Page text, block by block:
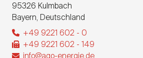
95326 Kulmbach
Bayern, Deutschland
+49 9221 602 - 0
+49 9221 602 - 149
info@ago-energie.de